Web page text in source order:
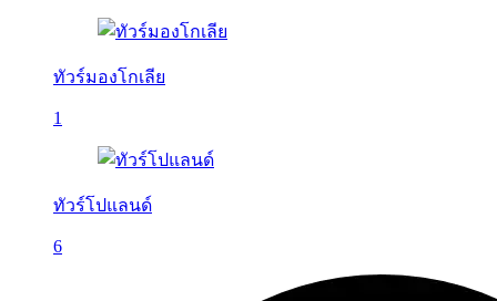
ทัวร์มองโกเลีย
1
ทัวร์โปแลนด์
6